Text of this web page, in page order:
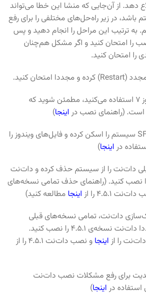
دهد. از آن‌جایی که منشا این خطا می‌تواند
باشد، در زیر راه‌حل‌های مختلفی را برای رفع
به ترتیب این مراحل را انجام دهید و پس
را امتحان کنید و اگر مشکل هم‌چنان
را امتحان کنید.
۲. در صورتی که از ویندوز ۷ استفاده می‌کنید، مطمئن شوید که
اینجا)
۳. با استفاده از ابزار SFC سیستم را اسکن کرده و فایل‌های ویندوز را
در اینجا)
دات‌نت را از سیستم حذف کرده و دات‌نت
را مجددا نصب کنید. (راهنمای حذف تمامی نسخه‌های
۴.۵.۱ را از
اینجا مطالعه کنید)
پاک‌سازی دات‌نت، تمامی نسخه‌های قبلی
دات‌نت را حذف و مجددا دات‌نت نسخه‌ی ۴.۵.۱ را نصب کنید.
را از اینجا و نصب دات‌نت ۴.۵.۱ را از
برای رفع مشکلات نصب دات‌نت
استفاده در اینجا)